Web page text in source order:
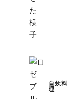
自炊料
理